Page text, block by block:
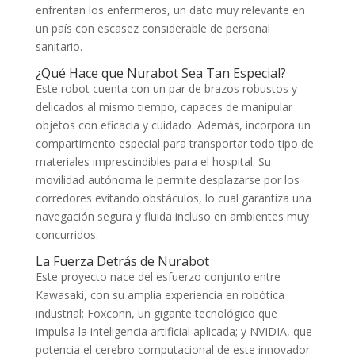
enfrentan los enfermeros, un dato muy relevante en
un país con escasez considerable de personal
sanitario.
¿Qué Hace que Nurabot Sea Tan Especial?
Este robot cuenta con un par de brazos robustos y
delicados al mismo tiempo, capaces de manipular
objetos con eficacia y cuidado. Además, incorpora un
compartimento especial para transportar todo tipo de
materiales imprescindibles para el hospital. Su
movilidad autónoma le permite desplazarse por los
corredores evitando obstáculos, lo cual garantiza una
navegación segura y fluida incluso en ambientes muy
concurridos.
La Fuerza Detrás de Nurabot
Este proyecto nace del esfuerzo conjunto entre
Kawasaki, con su amplia experiencia en robótica
industrial; Foxconn, un gigante tecnológico que
impulsa la inteligencia artificial aplicada; y NVIDIA, que
potencia el cerebro computacional de este innovador